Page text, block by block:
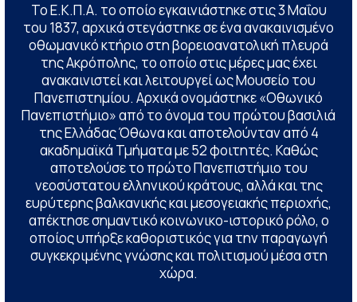
Το Ε.Κ.Π.Α. το οποίο εγκαινιάστηκε στις 3 Μαΐου
του 1837, αρχικά στεγάστηκε σε ένα ανακαινισμένο
οθωμανικό κτήριο στη βορειοανατολική πλευρά
της Ακρόπολης, το οποίο στις μέρες μας έχει
ανακαινιστεί και λειτουργεί ως Μουσείο του
Πανεπιστημίου. Αρχικά ονομάστηκε «Οθωνικό
Πανεπιστήμιο» από το όνομα του πρώτου βασιλιά
της Ελλάδας Όθωνα και αποτελούνταν από 4
ακαδημαϊκά Τμήματα με 52 φοιτητές. Καθώς
αποτελούσε το πρώτο Πανεπιστήμιο του
νεοσύστατου ελληνικού κράτους, αλλά και της
ευρύτερης βαλκανικής και μεσογειακής περιοχής,
απέκτησε σημαντικό κοινωνικο-ιστορικό ρόλο, ο
οποίος υπήρξε καθοριστικός για την παραγωγή
συγκεκριμένης γνώσης και πολιτισμού μέσα στη
χώρα.